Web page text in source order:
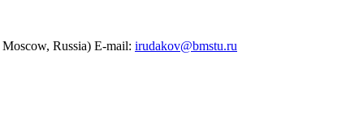
Russia) E-mail: irudakov@bmstu.ru